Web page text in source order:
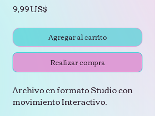
9,99 US$Precio
Agregar al carrito
Realizar compra
Archivo en formato Studio con
movimiento Interactivo.